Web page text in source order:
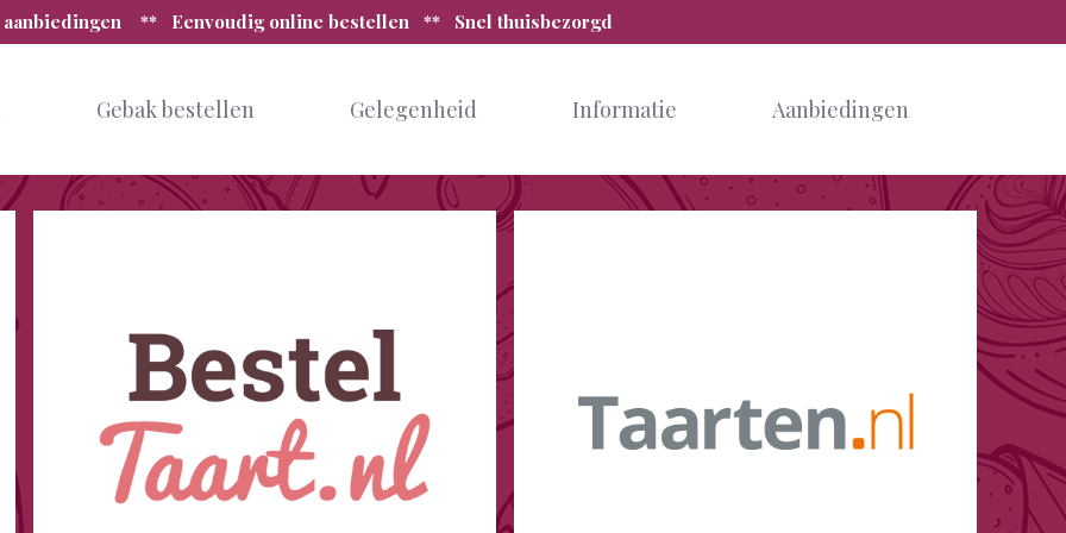
aanbiedingen ** Eenvoudig online bestellen ** Snel thuisbezorgd
Gebak bestellen Gelegenheid Informatie Aanbiedingen